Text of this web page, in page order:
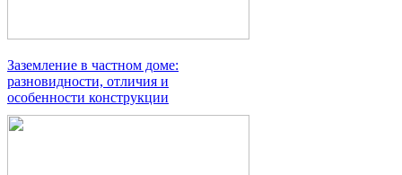
Заземление в частном доме:
разновидности, отличия и
особенности конструкции